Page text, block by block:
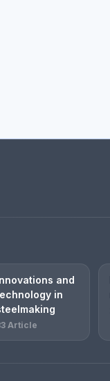
and
in
Article